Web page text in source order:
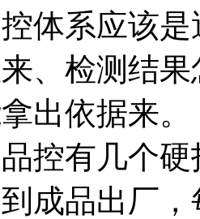
体系应该
、检测结
出依据来。
控有几个
成品出厂